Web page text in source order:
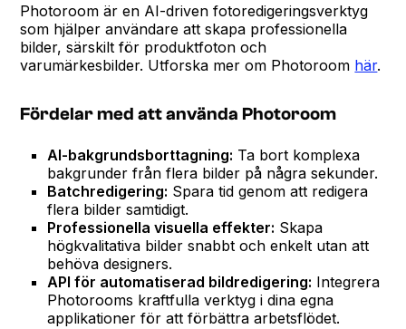
Photoroom är en AI-driven fotoredigeringsverktyg
som hjälper användare att skapa professionella
bilder, särskilt för produktfoton och
varumärkesbilder. Utforska mer om Photoroom här.
Fördelar med att använda Photoroom
AI-bakgrundsborttagning: Ta bort komplexa
bakgrunder från flera bilder på några sekunder.
Batchredigering: Spara tid genom att redigera
flera bilder samtidigt.
Professionella visuella effekter: Skapa
högkvalitativa bilder snabbt och enkelt utan att
behöva designers.
API för automatiserad bildredigering: Integrera
Photorooms kraftfulla verktyg i dina egna
applikationer för att förbättra arbetsflödet.